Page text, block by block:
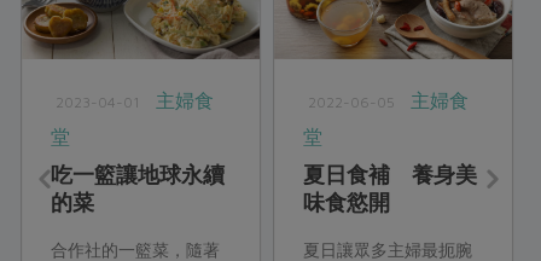
2023-04-01
主婦食
堂
吃一籃讓地球永續
的菜
合作社的一籃菜，隨著
2022-06-05
主婦食
堂
夏日食補 養身美
味食慾開
夏日讓眾多主婦最扼腕